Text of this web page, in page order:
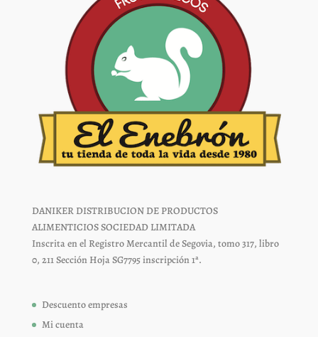
de
DANIKER DISTRIBUCION DE PRODUCTOS
ALIMENTICIOS SOCIEDAD LIMITADA
Inscrita en el Registro Mercantil de Segovia, tomo 317, libro
0, 211 Sección Hoja SG7795 inscripción 1ª.
Descuento empresas
Mi cuenta